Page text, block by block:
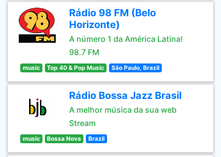
Rádio 98 FM (Belo
Horizonte)
A número 1 da América Latina!
98.7 FM
music Top 40 & Pop Music São Paulo, Brazil
Rádio Bossa Jazz Brasil
A melhor música da sua web
Stream
music Bossa Nova Brazil